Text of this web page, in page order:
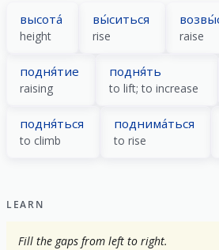
высота́
height
вы́ситься
rise raise
подня́тие
raising
подня́ть
to lift; to increase
подня́ться
to climb
поднима́ться
to rise
LEARN
Fill the gaps from left to right.